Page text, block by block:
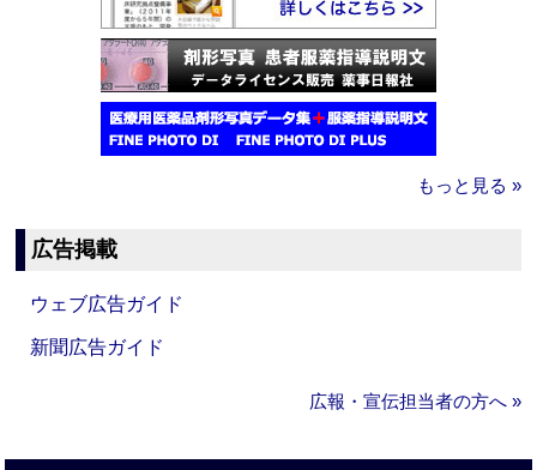
もっと見る »
広告掲載
ウェブ広告ガイド
新聞広告ガイド
広報・宣伝担当者の方へ »